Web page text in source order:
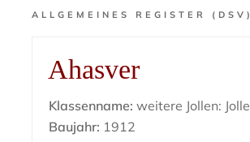
ALLGEMEINES REGISTER (DSV)
Ahasver
Klassenname: weitere Jollen: Jolle
Baujahr: 1912